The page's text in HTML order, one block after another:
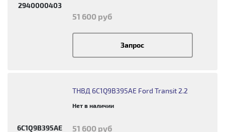
2940000403
51 600 руб
Запрос
6C1Q9B395AE
ТНВД 6C1Q9B395AE Ford Transit 2.2
Нет в наличии
51 600 руб